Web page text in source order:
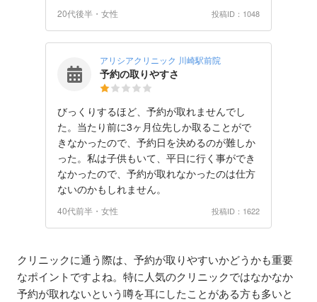
20代後半・女性 投稿ID：1048
アリシアクリニック 川崎駅前院
予約の取りやすさ
びっくりするほど、予約が取れませんでし
た。当たり前に3ヶ月位先しか取ることがで
きなかったので、予約日を決めるのが難しか
った。私は子供もいて、平日に行く事ができ
なかったので、予約が取れなかったのは仕方
ないのかもしれません。
40代前半・女性 投稿ID：1622
クリニックに通う際は、予約が取りやすいかどうかも重要
なポイントですよね。特に人気のクリニックではなかなか
予約が取れないという噂を耳にしたことがある方も多いと